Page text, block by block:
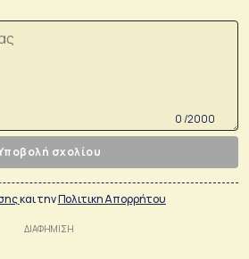
0 /2000
σχολίου
και τηνΠολιτικη Απορρήτου